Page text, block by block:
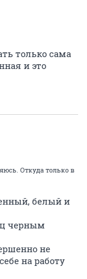
только сама
и это
Откуда только в
белый и
черным
не
на работу